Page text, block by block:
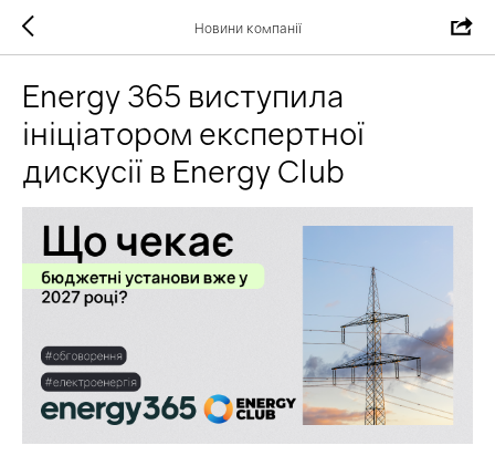
Новини компанії
Energy 365 виступила
ініціатором експертної
дискусії в Energy Club